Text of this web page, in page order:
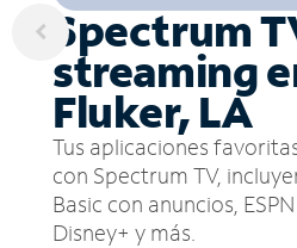
Spectrum
streaming
Fluker, LA
Tus aplicaciones
con Spectrum TV,
Basic con anuncios,
Disney+ y más.